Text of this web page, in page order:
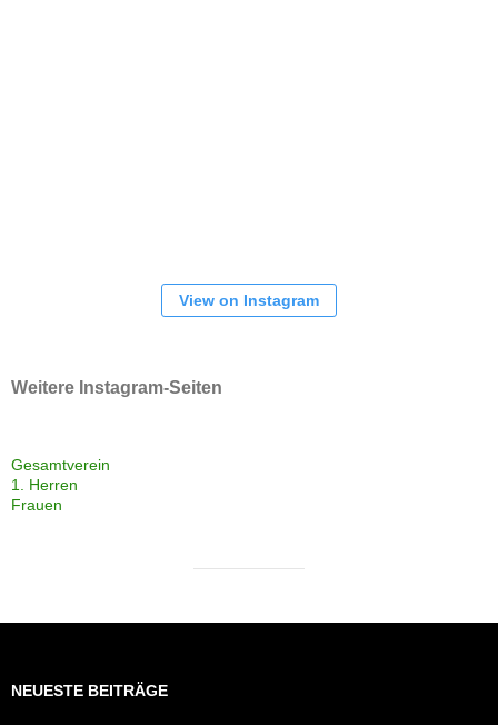
View on Instagram
Weitere Instagram-Seiten
Gesamtverein
1. Herren
Frauen
NEUESTE BEITRÄGE